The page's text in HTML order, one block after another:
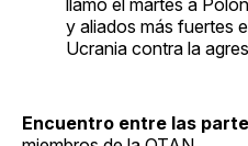
y aliados más fuertes
Ucrania contra la
Encuentro entre las